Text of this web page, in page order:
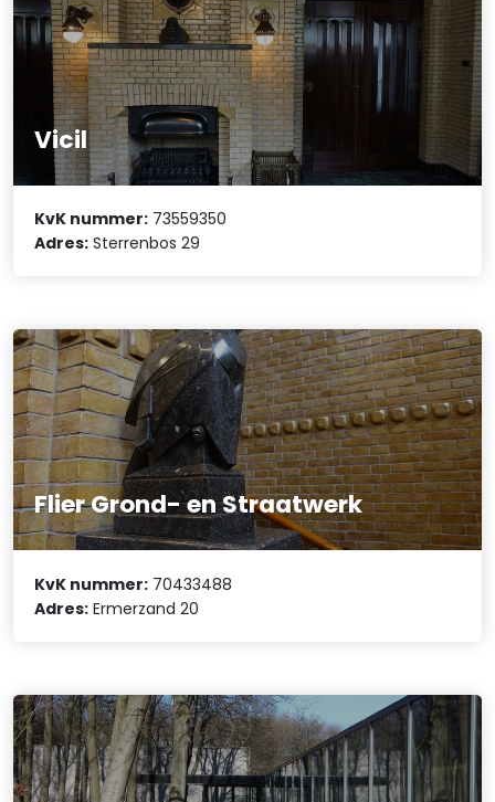
Vicil
KvK nummer: 73559350
Adres: Sterrenbos 29
Flier Grond- en Straatwerk
KvK nummer: 70433488
Adres: Ermerzand 20